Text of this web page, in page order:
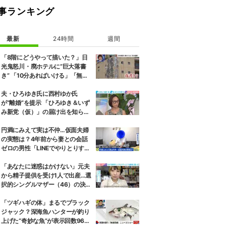
ランキング
最新 24時間 週間
「8階にどうやって描いた？」日
光鬼怒川・廃ホテルに“巨大落書
き” 「10分あればいける」「無許
ィストらが見解
夫・ひろゆき氏に西村ゆか氏
が“離婚”を提示 「ひろゆき＆いず
み新党（仮）」の届け出を知らさ
態で夫婦を続けるのは無理」
円満にみえて実は不仲…仮面夫婦
の実態は？4年前から妻との会話
ゼロの男性「LINEでやりとりする
娘は寄り付いてこない」
「あなたに迷惑はかけない」元夫
から精子提供を受け1人で出産…選
択的シングルマザー（46）の決断
「ツギハギの体」まるでブラック
ジャック？深海魚ハンターが釣り
上げた“奇妙な魚”が表示回数960